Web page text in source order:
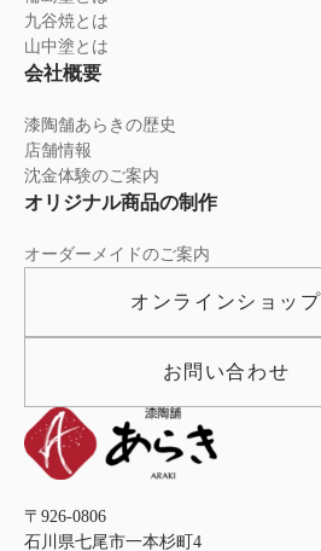
九谷焼とは
山中塗とは
会社概要
漆陶舗あらきの歴史
店舗情報
沈金体験のご案内
オリジナル商品の制作
オーダーメイドのご案内
オンラインショップ
お問い合わせ
〒926-0806
石川県七尾市一本杉町4